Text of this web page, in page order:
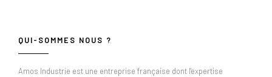
QUI-SOMMES NOUS ?
Amos Industrie est une entreprise française dont l'expertise